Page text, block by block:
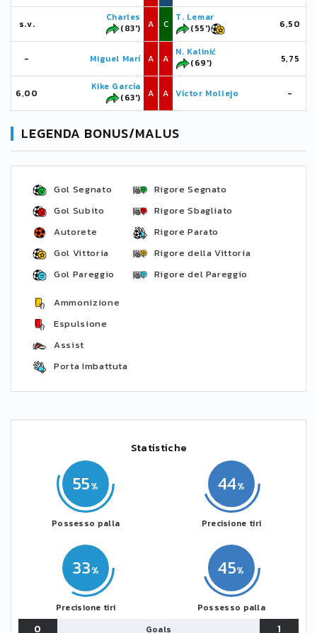
s.v.
Charles
(83')
A
- Miguel Marí A
6,00
Kike García
(63')
A
C
T. Lemar
(55')
6,50
A
N. Kalinić
(69')
5,75
A Víctor Mollejo -
LEGENDA BONUS/MALUS
Gol Segnato
Gol Subito
Autorete
Gol Vittoria
Gol Pareggio
Rigore Segnato
Rigore Sbagliato
Rigore Parato
Rigore della Vittoria
Rigore del Pareggio
Ammonizione
Espulsione
Assist
Porta Imbattuta
Statistiche
55
Possesso palla
33
Precisione tiri
45
Possesso palla
44
Precisione tiri
0 Goals 1